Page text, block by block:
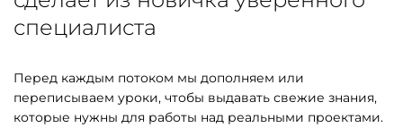
специалиста
Перед каждым потоком мы дополняем или
переписываем уроки, чтобы выдавать свежие знания,
которые нужны для работы над реальными проектами.